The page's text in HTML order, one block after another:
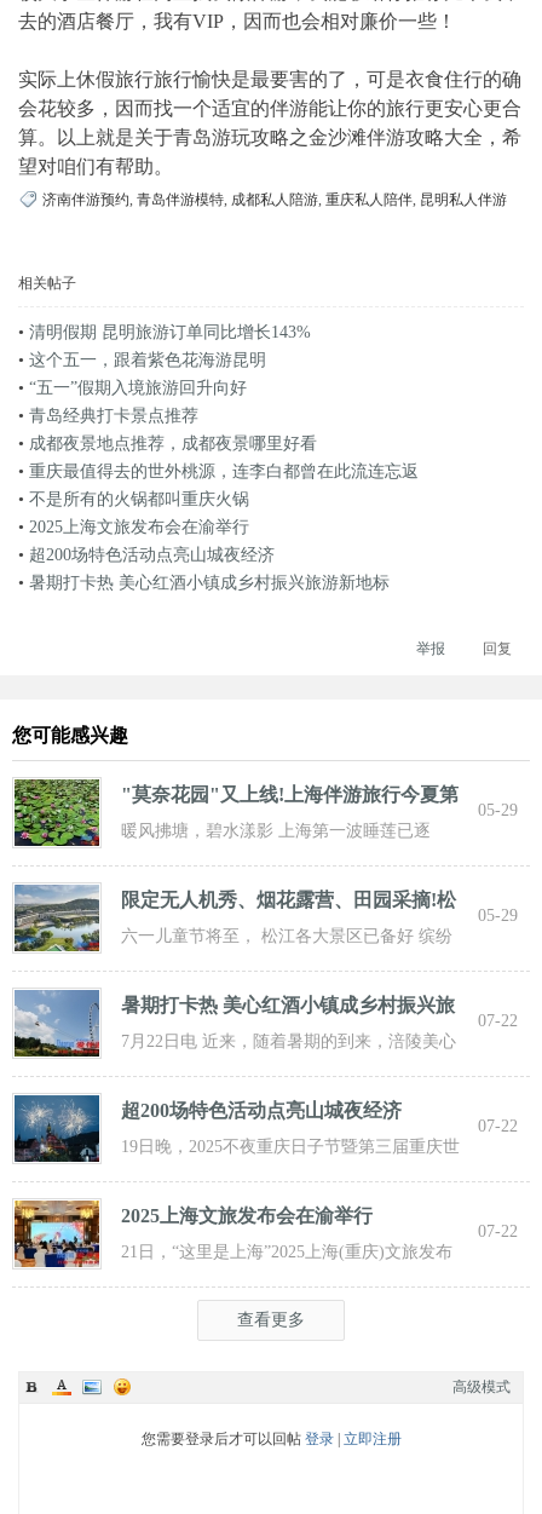
去的酒店餐厅，我有VIP，因而也会相对廉价一些！
实际上休假旅行旅行愉快是最要害的了，可是衣食住行的确
会花较多，因而找一个适宜的伴游能让你的旅行更安心更合
算。以上就是关于青岛游玩攻略之金沙滩伴游攻略大全，希
望对咱们有帮助。
济南伴游预约, 青岛伴游模特, 成都私人陪游, 重庆私人陪伴, 昆明私人伴游
相关帖子
• 清明假期 昆明旅游订单同比增长143%
• 这个五一，跟着紫色花海游昆明
• “五一”假期入境旅游回升向好
• 青岛经典打卡景点推荐
• 成都夜景地点推荐，成都夜景哪里好看
• 重庆最值得去的世外桃源，连李白都曾在此流连忘返
• 不是所有的火锅都叫重庆火锅
• 2025上海文旅发布会在渝举行
• 超200场特色活动点亮山城夜经济
• 暑期打卡热 美心红酒小镇成乡村振兴旅游新地标
回复
举报
您可能感兴趣
"莫奈花园"又上线!上海伴游旅行今夏第
一波
暖风拂塘，碧水漾影 上海第一波睡莲已逐
步“复苏” 粉白嫣红的花朵浮于水面 趁花期正
05-29
限定无人机秀、烟花露营、田园采摘!松
江遛
六一儿童节将至， 松江各大景区已备好 缤纷
活动与超值福利， 从主题乐土到田园乡野，
05-29
暑期打卡热 美心红酒小镇成乡村振兴旅
游新
7月22日电 近来，随着暑期的到来，涪陵美心
红酒小镇迎来了大批游客前来打卡，
07-22
超200场特色活动点亮山城夜经济
19日晚，2025不夜重庆日子节暨第三届重庆世
界啤酒文化节发动活动在重庆市九龙坡
07-22
2025上海文旅发布会在渝举行
21日，“这里是上海”2025上海(重庆)文旅发布
会在渝举行，全方位展示上海文旅
07-22
查看更多
高级模式
您需要登录后才可以回帖 登录| 立即注册